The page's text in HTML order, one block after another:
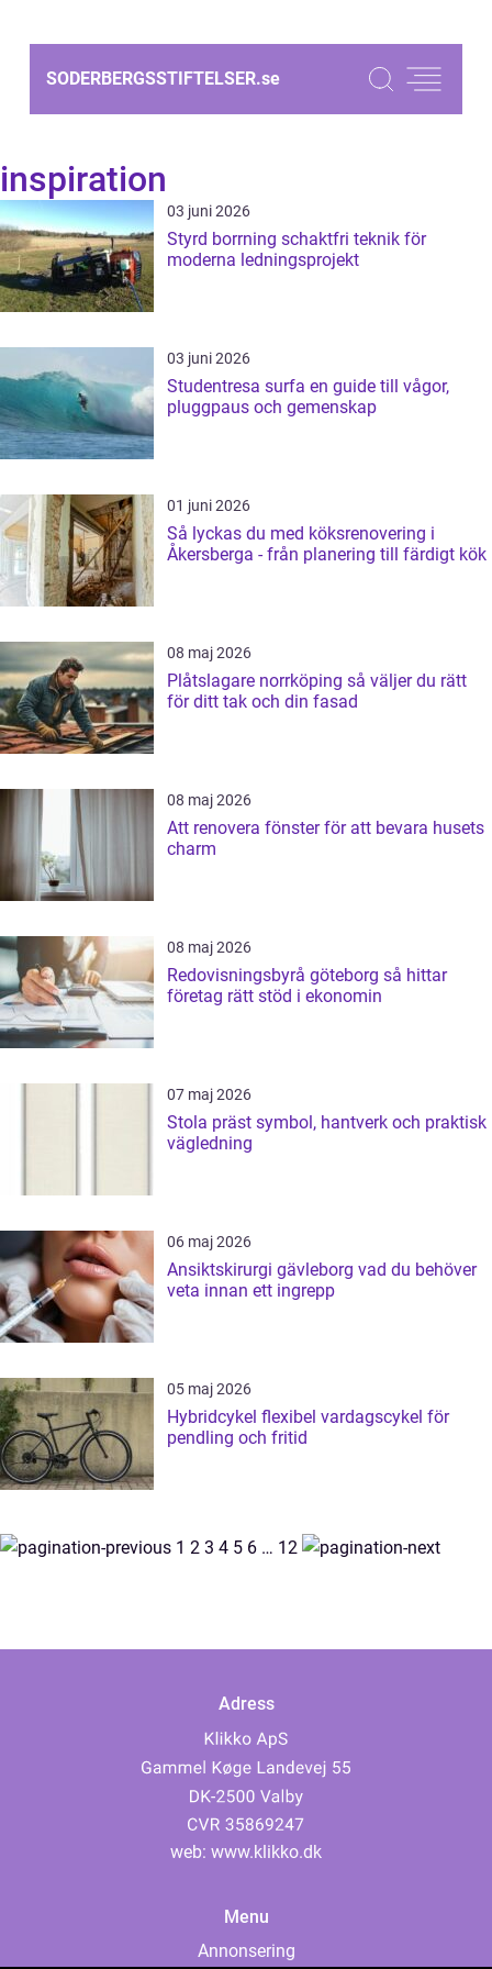
SODERBERGSSTIFTELSER.se
inspiration
03 juni 2026
Styrd borrning schaktfri teknik för
moderna ledningsprojekt
03 juni 2026
Studentresa surfa en guide till vågor,
pluggpaus och gemenskap
01 juni 2026
Så lyckas du med köksrenovering i
Åkersberga - från planering till färdigt kök
08 maj 2026
Plåtslagare norrköping så väljer du rätt
för ditt tak och din fasad
08 maj 2026
Att renovera fönster för att bevara husets
charm
08 maj 2026
Redovisningsbyrå göteborg så hittar
företag rätt stöd i ekonomin
07 maj 2026
Stola präst symbol, hantverk och praktisk
vägledning
06 maj 2026
Ansiktskirurgi gävleborg vad du behöver
veta innan ett ingrepp
05 maj 2026
Hybridcykel flexibel vardagscykel för
pendling och fritid
1 2 3 4 5 6 … 12
Adress
web: www.klikko.dk
Menu
Annonsering